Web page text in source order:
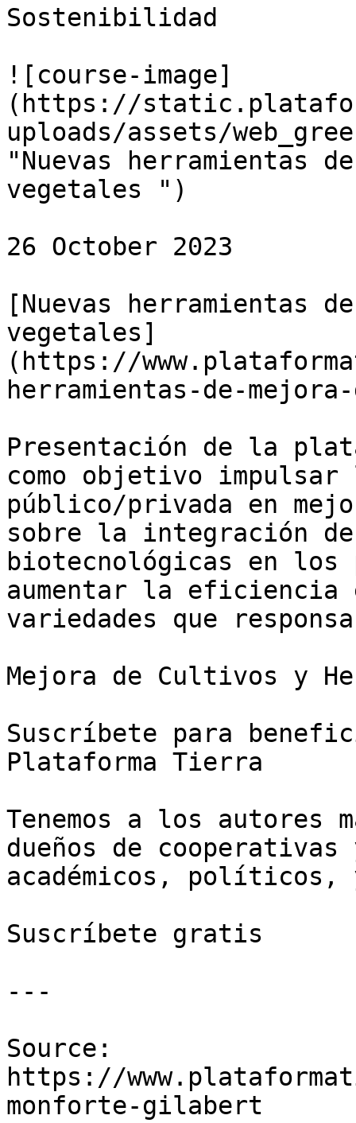
Sostenibilidad
![course-image]
(https://
uploads/assets/
"Nuevas herramientas
vegetales ")
26 October 2023
[Nuevas herramientas
vegetales]
(https://
herramientas-de-
Presentación de la
como objetivo
público/privada en
sobre la integración
biotecnológicas en los
aumentar la
variedades que
Mejora de Cultivos y
Suscríbete para
Plataforma Tierra
Tenemos a los autores
dueños de cooperativas
académicos, políticos,
Suscríbete gratis
---
Source:
https://